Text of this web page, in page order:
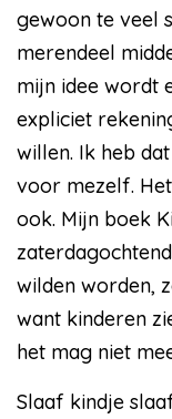
gewoon te veel
merendeel
mijn idee wordt
expliciet
willen. Ik heb
voor mezelf.
ook. Mijn boek
wilden worden,
want kinderen
het mag niet
Slaaf kindje